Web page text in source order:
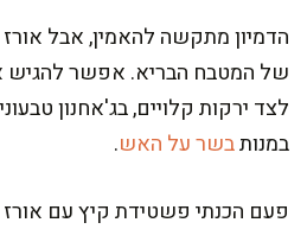
הדמיון מתקשה להאמין, אבל
של המטבח הבריא. אפשר להגיש
לצד ירקות קלויים, בג'אחנון
במנותבשר על האש.
פעם הכנתי פשטידת קיץ עם אורז